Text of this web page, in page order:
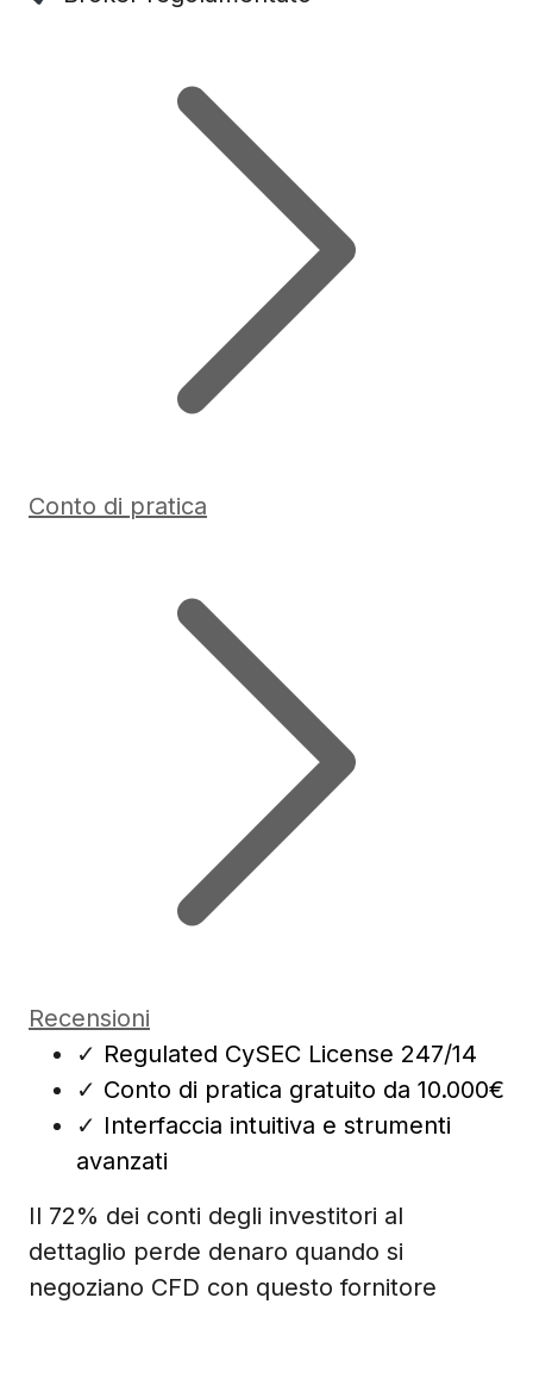
Conto di pratica
Recensioni
✓ Regulated CySEC License 247/14
✓ Conto di pratica gratuito da 10.000€
✓ Interfaccia intuitiva e strumenti
avanzati
Il 72% dei conti degli investitori al
dettaglio perde denaro quando si
negoziano CFD con questo fornitore